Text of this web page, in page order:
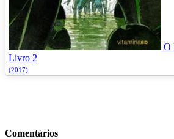
O
Livro 2
(2017)
Comentários